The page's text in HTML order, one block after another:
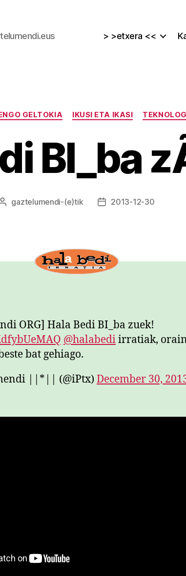
> >etxera <<
Kategoriak
GELTOKIA IKUSI ETA IKASI
BI_ba
Argitalpenaren
gaztelumendi-(e)tik
Argitalpenaren
2013-12-30
ORG] Hala Bedi BI_ba zuek!
@halabediirratiak,
bat gehiago.
||*|| (@iPtx) December 30,